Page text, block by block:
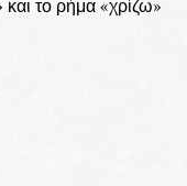
το ρήμα «χρίζω»